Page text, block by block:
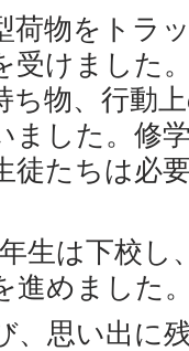
荷物をトラ
受けました
ち物、行動
ました。修
徒たちは必
生は下校し
進めました
、思い出に